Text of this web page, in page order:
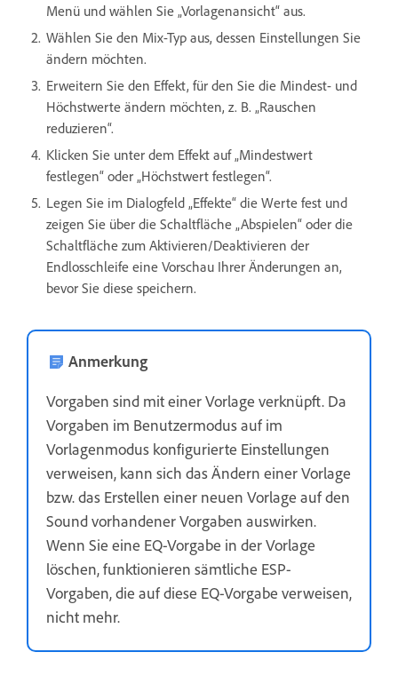
Menü und wählen Sie „Vorlagenansicht“ aus.
Wählen Sie den Mix-Typ aus, dessen Einstellungen Sie
ändern möchten.
Erweitern Sie den Effekt, für den Sie die Mindest- und
Höchstwerte ändern möchten, z. B. „Rauschen
reduzieren“.
Klicken Sie unter dem Effekt auf „Mindestwert
festlegen“ oder „Höchstwert festlegen“.
Legen Sie im Dialogfeld „Effekte“ die Werte fest und
zeigen Sie über die Schaltfläche „Abspielen“ oder die
Schaltfläche zum Aktivieren/Deaktivieren der
Endlosschleife eine Vorschau Ihrer Änderungen an,
bevor Sie diese speichern.
Anmerkung
Vorgaben sind mit einer Vorlage verknüpft. Da
Vorgaben im Benutzermodus auf im
Vorlagenmodus konfigurierte Einstellungen
verweisen, kann sich das Ändern einer Vorlage
bzw. das Erstellen einer neuen Vorlage auf den
Sound vorhandener Vorgaben auswirken.
Wenn Sie eine EQ-Vorgabe in der Vorlage
löschen, funktionieren sämtliche ESP-
Vorgaben, die auf diese EQ-Vorgabe verweisen,
nicht mehr.